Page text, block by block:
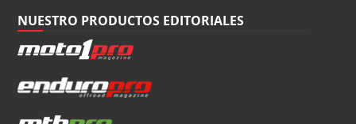
NUESTRO PRODUCTOS EDITORIALES